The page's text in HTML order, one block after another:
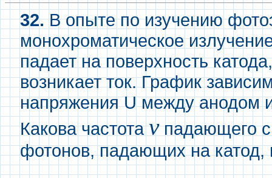
32.В опыте по изучению
монохроматическое
падает на поверхность
возникает ток. График
напряжения U между анодом
Какова частотаνпадающего
фотонов, падающих на катод,